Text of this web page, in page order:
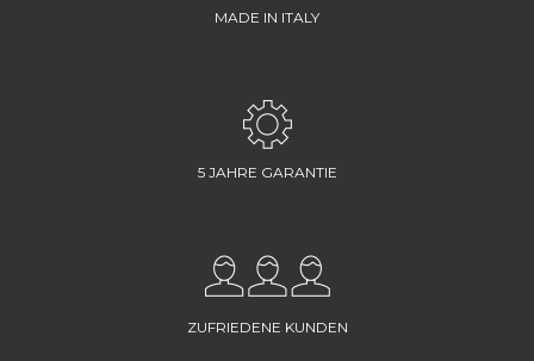
MADE IN ITALY
5 JAHRE GARANTIE
ZUFRIEDENE KUNDEN